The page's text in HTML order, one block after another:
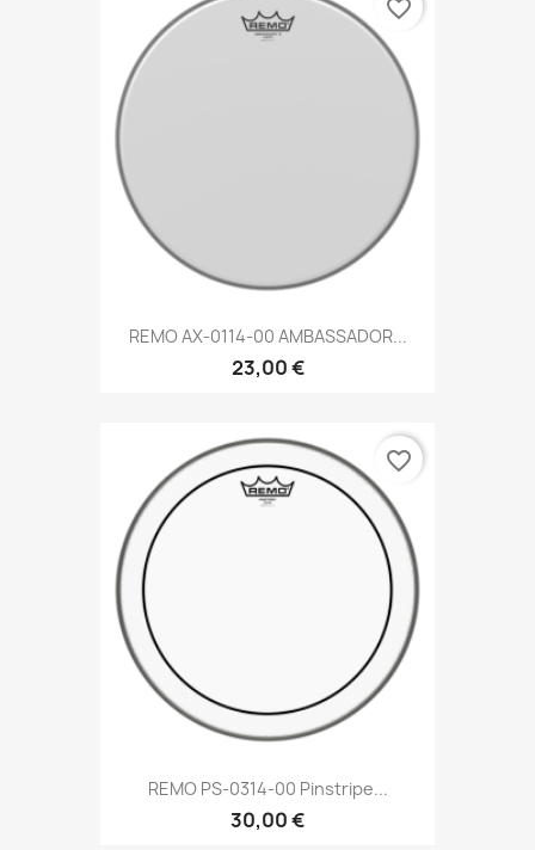
REMO AX-0114-00 AMBASSADOR...
23,00 €
favorite_border
REMO PS-0314-00 Pinstripe...
30,00 €
favorite_border